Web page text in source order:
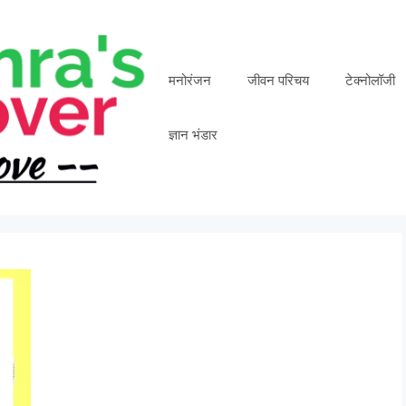
मनोरंजन जीवन परिचय टेक्नोलॉजी
ज्ञान भंडार